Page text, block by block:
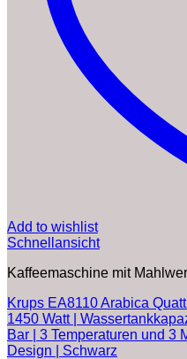
Add to wishlist
Schnellansicht
Kaffeemaschine mit
Krups EA8110 Arabica
1450 Watt |
Bar | 3 Temperaturen und 3
Design | Schwarz